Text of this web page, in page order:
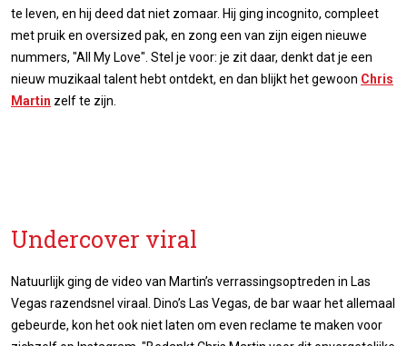
te leven, en hij deed dat niet zomaar. Hij ging incognito, compleet
met pruik en oversized pak, en zong een van zijn eigen nieuwe
nummers, "All My Love". Stel je voor: je zit daar, denkt dat je een
nieuw muzikaal talent hebt ontdekt, en dan blijkt het gewoon Chris
Martin zelf te zijn.
Undercover viral
Natuurlijk ging de video van Martin’s verrassingsoptreden in Las
Vegas razendsnel viraal. Dino’s Las Vegas, de bar waar het allemaal
gebeurde, kon het ook niet laten om even reclame te maken voor